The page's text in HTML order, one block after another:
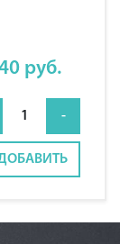
руб.
1 -